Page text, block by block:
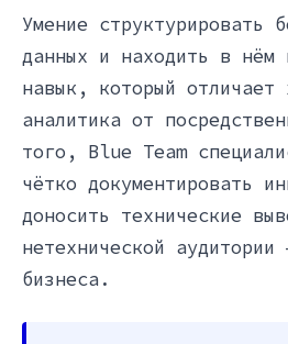
Умение структурировать
данных и находить в нём
навык, который отличает
аналитика от
того, Blue Team
чётко документировать
доносить технические
нетехнической
бизнеса.